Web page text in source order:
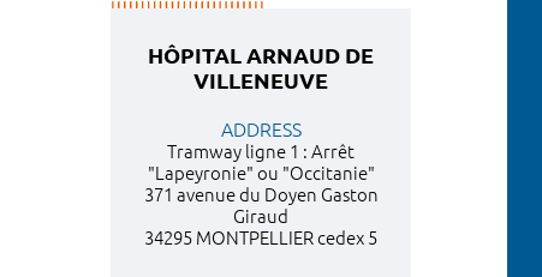
HÔPITAL ARNAUD DE
VILLENEUVE
ADDRESS
Tramway ligne 1 : Arrêt
"Lapeyronie" ou "Occitanie"
371 avenue du Doyen Gaston
Giraud
34295 MONTPELLIER cedex 5